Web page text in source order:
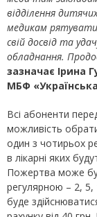
відділення
медикам
свій досвід та
обладнання.
зазначає Ірина
МБФ
Всі абоненти
можливість
один з чотирьох
в лікарні яких
Пожертва може
регулярною – 2, 5,
буде